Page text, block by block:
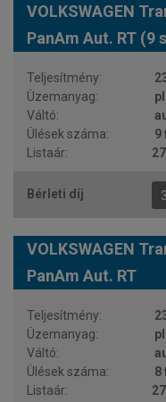
VOLKSWAGEN
PanAm Aut. RT (9
9
VOLKSWAGEN
PanAm Aut. RT
8